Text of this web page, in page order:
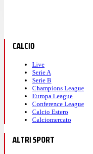
CALCIO
Live
Serie A
Serie B
Champions League
Europa League
Conference League
Calcio Estero
Calciomercato
ALTRI SPORT